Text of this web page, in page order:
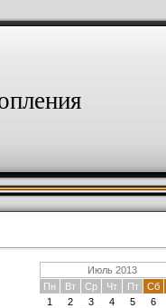
Июль 2013
Пн
Вт Ср Чт Пт Сб
1
2 3 4 5 6